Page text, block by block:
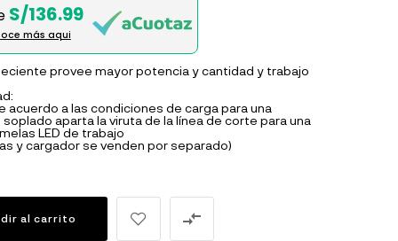
S/136.99
más aqui
provee mayor potencia y cantidad y trabajo
acuerdo a las condiciones de carga para una
aparta la viruta de la línea de corte para una
LED de trabajo
y cargador se venden por separado)
al carrito 